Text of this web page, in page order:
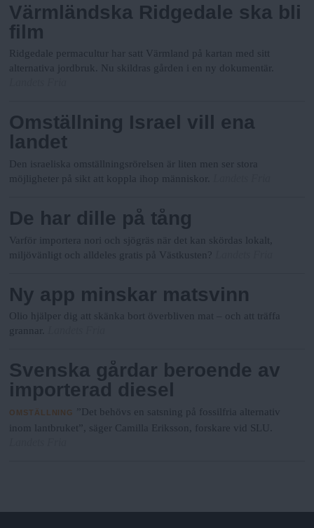
Värmländska Ridgedale ska bli
film
Ridgedale permacultur har satt Värmland på kartan med sitt
alternativa jordbruk. Nu skildras gården i en ny dokumentär.
Omställning Israel vill ena
landet
Den israeliska omställningsrörelsen är liten men ser stora
möjligheter på sikt att koppla ihop människor.
De har dille på tång
Varför importera nori och sjögräs när det kan skördas lokalt,
miljövänligt och alldeles gratis på Västkusten?
Ny app minskar matsvinn
Olio hjälper dig att skänka bort överbliven mat – och att träffa
grannar.
Svenska gårdar beroende av
importerad diesel
OMSTÄLLNING
”Det behövs en satsning på fossilfria alternativ
inom lantbruket”, säger Camilla Eriksson, forskare vid SLU.